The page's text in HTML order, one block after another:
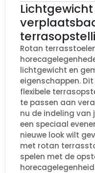
Rotan
lichtgewicht en
eigenschappen.
flexibele
te passen aan
nu de indeling van
een speciaal
nieuwe look wilt
met rotan
spelen met de